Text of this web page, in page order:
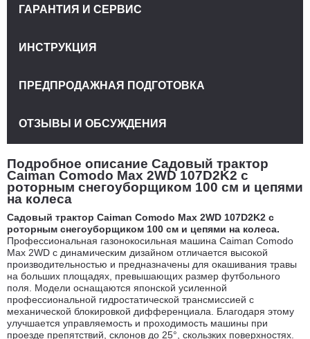
Подробное описание Садовый трактор
Caiman Comodo Max 2WD 107D2K2 с
роторным снегоуборщиком 100 см и цепями
на колеса
Садовый трактор Caiman Comodo Max 2WD 107D2K2 с
роторным снегоуборщиком 100 см и цепями на колеса.
Профессиональная газонокосильная машина Caiman Comodo
Max 2WD с динамическим дизайном отличается высокой
производительностью и предназначены для окашивания травы
на больших площадях, превышающих размер футбольного
поля. Модели оснащаются японской усиленной
профессиональной гидростатической трансмиссией с
механической блокировкой дифференциала. Благодаря этому
улучшается управляемость и проходимость машины при
проезде препятствий, склонов до 25°, скользких поверхностях.
ГАРАНТИЯ И СЕРВИС
ИНСТРУКЦИЯ
ПРЕДПРОДАЖНАЯ ПОДГОТОВКА
ОТЗЫВЫ И ОБСУЖДЕНИЯ